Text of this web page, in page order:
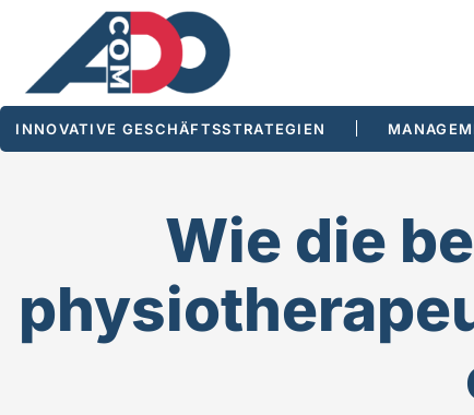
INNOVATIVE GESCHÄFTSSTRATEGIEN
Wie die